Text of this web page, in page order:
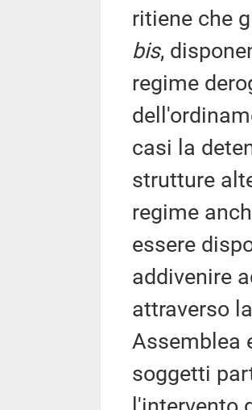
ritiene che
bis,
regime
casi la
strutture
regime
essere
addivenire
attraverso
Assemblea
soggetti